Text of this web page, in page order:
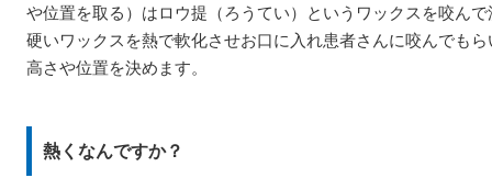
や位置を取る）はロウ提（ろうてい）というワックスを咬んで
硬いワックスを熱で軟化させお口に入れ患者さんに咬んでも
高さや位置を決めます。
熱くなんですか？